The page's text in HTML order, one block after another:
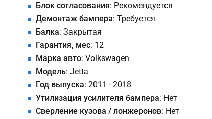
Блок согласования: Рекомендуется
Демонтаж бампера: Требуется
Балка: Закрытая
Гарантия, мес: 12
Марка авто: Volkswagen
Модель: Jetta
Год выпуска: 2011 - 2018
Утилизация усилителя бампера: Нет
Сверление кузова / лонжеронов: Нет